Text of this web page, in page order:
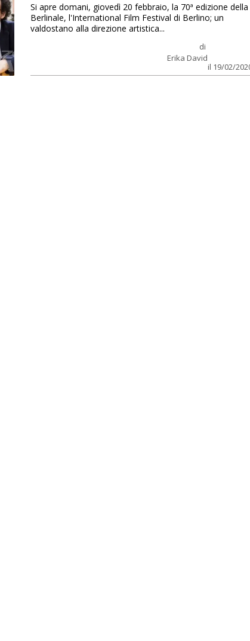
di
Erika David
il 19/02/
Si apre domani, giovedì 20 febbraio, la 70ª edizione della
Berlinale, l'International Film Festival di Berlino; un
valdostano alla direzione artistica...